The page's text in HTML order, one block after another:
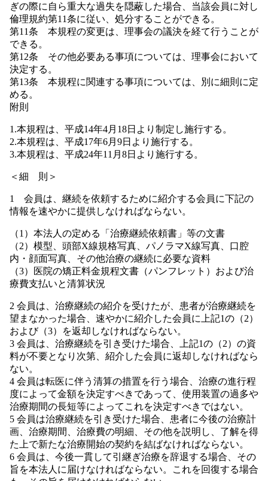
ぎの際に自ら重大な過失を隠蔽した場合、当該会員に対し
倫理規約第11条に従い、処分することができる。
第11条 本規程の変更は、理事会の議決を経て行うことが
できる。
第12条 その他必要ある事項については、理事会において
決定する。
第13条 本規程に関連する事項については、別に細則に定
める。
附則
1.本規程は、平成14年4月18日より制定し施行する。
2.本規程は、平成17年6月9日より施行する。
3.本規程は、平成24年11月8日より施行する。
＜細 則＞
1 会員は、継続を依頼するために紹介する会員に下記の
情報を速やかに提供しなければならない。
（1）本法人の定める「治療継続依頼書」等の文書
（2）模型、頭部X線規格写真、パノラマX線写真、口腔
内・顔面写真、その他治療の継続に必要な資料
（3）医院の矯正料金規程文書（パンフレット）および治
療費支払いと清算状況
2 会員は、治療継続の紹介を受けたが、患者が治療継続を
望まなかった場合、速やかに紹介した会員に上記1の（2）
および（3）を返却しなければならない。
3 会員は、治療継続を引き受けた場合、上記1の（2）の資
料が不要となり次第、紹介した会員に返却しなければなら
ない。
4 会員は転医に伴う清算の措置を行う場合、治療の進行程
度によって金額を決定すべきであって、使用装置の過多や
治療期間の長短等によってこれを決定すべきではない。
5 会員は治療継続を引き受けた場合、患者に今後の治療計
画、治療期間、治療費の明細、その他を説明し、了解を得
た上で新たな治療開始の契約を結ばなければならない。
6 会員は、今後一貫して引継ぎ治療を辞退する場合、その
旨を本法人に届けなければならない。これを回復する場合